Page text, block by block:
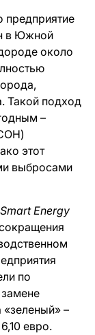
предприятие
в Южной
около
Такой подход
–
этот
выбросами
Smart Energy
по
–
евро.